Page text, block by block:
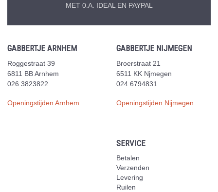
MET 0.A. IDEAL EN PAYPAL
GABBERTJE ARNHEM
Roggestraat 39
6811 BB Arnhem
026 3823822
Openingstijden Arnhem
GABBERTJE NIJMEGEN
Broerstraat 21
6511 KK Njmegen
024 6794831
Openingstijden Nijmegen
SERVICE
Betalen
Verzenden
Levering
Ruilen